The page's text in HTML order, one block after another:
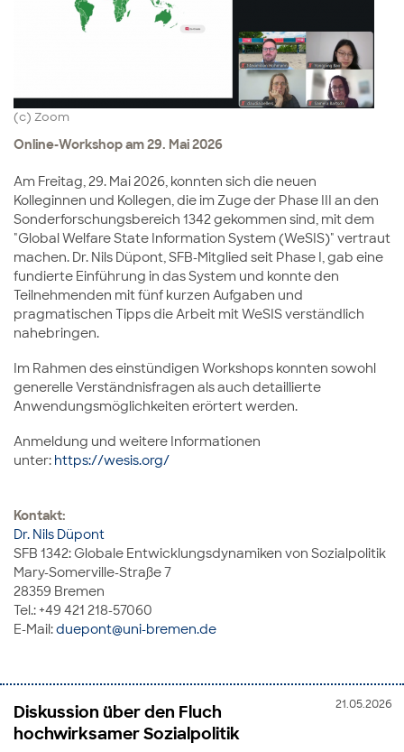
(c) Zoom
Online-Workshop am 29. Mai 2026
Am Freitag, 29. Mai 2026, konnten sich die neuen
Kolleginnen und Kollegen, die im Zuge der Phase III an den
Sonderforschungsbereich 1342 gekommen sind, mit dem
"Global Welfare State Information System (WeSIS)" vertraut
machen. Dr. Nils Düpont, SFB-Mitglied seit Phase I, gab eine
fundierte Einführung in das System und konnte den
Teilnehmenden mit fünf kurzen Aufgaben und
pragmatischen Tipps die Arbeit mit WeSIS verständlich
nahebringen.
Im Rahmen des einstündigen Workshops konnten sowohl
generelle Verständnisfragen als auch detaillierte
Anwendungsmöglichkeiten erörtert werden.
Anmeldung und weitere Informationen
unter: https://wesis.org/
Kontakt:
Dr. Nils Düpont
SFB 1342: Globale Entwicklungsdynamiken von Sozialpolitik
Mary-Somerville-Straße 7
28359 Bremen
Tel.: +49 421 218-57060
E-Mail:duepont@uni-bremen.de
21.05.2026
Diskussion über den Fluch
hochwirksamer Sozialpolitik